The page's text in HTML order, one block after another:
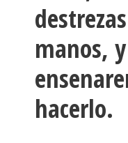
manos,
hacerlo.